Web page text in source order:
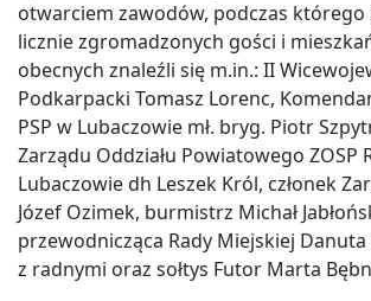
otwarciem zawodów, podczas
licznie zgromadzonych gości i
obecnych znaleźli się m.in.: II
Podkarpacki Tomasz Lorenc,
PSP w Lubaczowie mł. bryg. Piotr
Zarządu Oddziału Powiatowego ZOSP
Lubaczowie dh Leszek Król, członek
Józef Ozimek, burmistrz Michał
przewodnicząca Rady Miejskiej
z radnymi oraz sołtys Futor Marta